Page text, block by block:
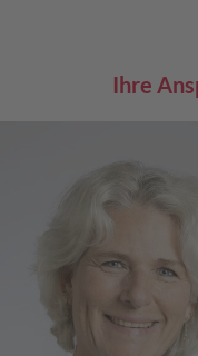
Ihre